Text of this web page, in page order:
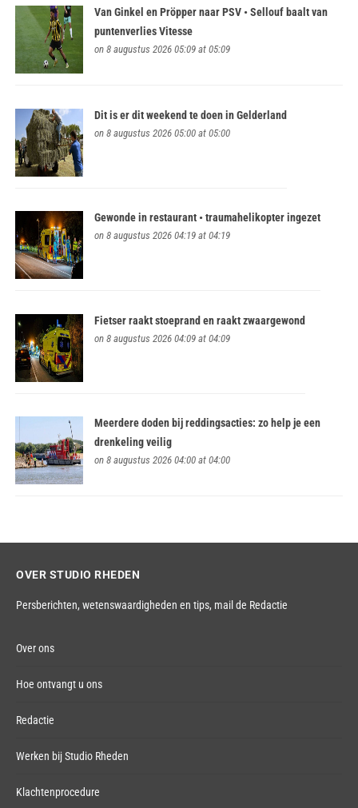
Van Ginkel en Pröpper naar PSV • Sellouf baalt van
puntenverlies Vitesse
on 8 augustus 2026 05:09 at 05:09
Dit is er dit weekend te doen in Gelderland
on 8 augustus 2026 05:00 at 05:00
Gewonde in restaurant • traumahelikopter ingezet
on 8 augustus 2026 04:19 at 04:19
Fietser raakt stoeprand en raakt zwaargewond
on 8 augustus 2026 04:09 at 04:09
Meerdere doden bij reddingsacties: zo help je een
drenkeling veilig
on 8 augustus 2026 04:00 at 04:00
OVER STUDIO RHEDEN
Persberichten, wetenswaardigheden en tips, mail de Redactie
Over ons
Hoe ontvangt u ons
Redactie
Werken bij Studio Rheden
Klachtenprocedure